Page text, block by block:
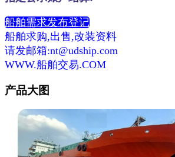
船舶需求发布登记
船舶求购,出售,改装资料
请发邮箱:nt@udship.com
WWW.船舶交易.COM
产品大图